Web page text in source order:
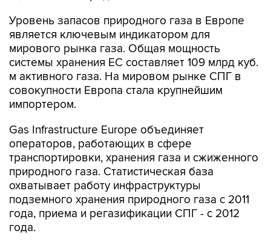
Уровень запасов природного газа в Европе
является ключевым индикатором для
мирового рынка газа. Общая мощность
системы хранения ЕС составляет 109 млрд куб.
м активного газа. На мировом рынке СПГ в
совокупности Европа стала крупнейшим
импортером.
Gas Infrastructure Europe объединяет
операторов, работающих в сфере
транспортировки, хранения газа и сжиженного
природного газа. Статистическая база
охватывает работу инфраструктуры
подземного хранения природного газа с 2011
года, приема и регазификации СПГ - с 2012
года.